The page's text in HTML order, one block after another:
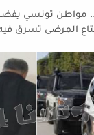
مواطن تونسي
المرضى تسرق